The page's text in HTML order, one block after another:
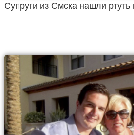
Супруги из Омска нашли ртуть